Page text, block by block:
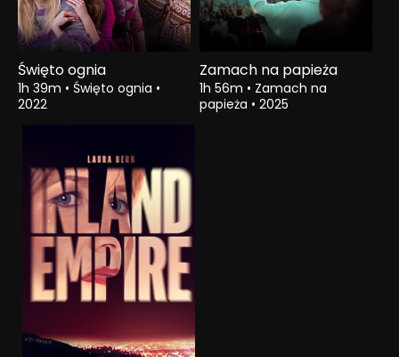
Święto ognia
1h 39m • Święto ognia •
2022
Zamach na papieża
1h 56m • Zamach na
papieża • 2025